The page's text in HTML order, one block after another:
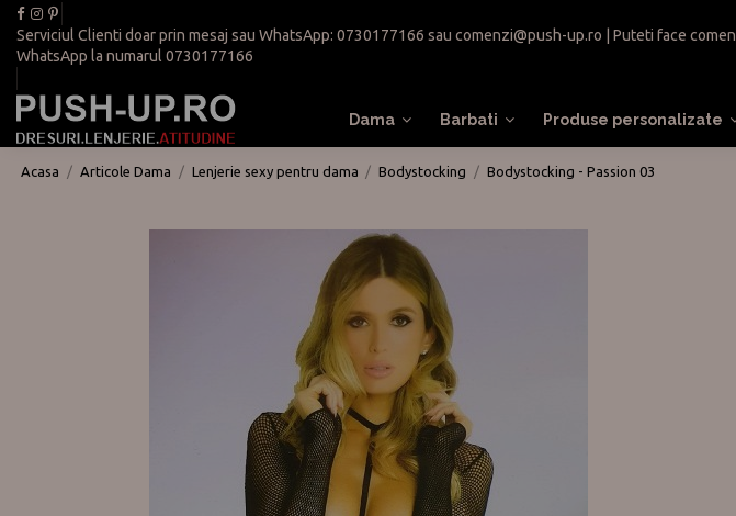
Serviciul Clienti doar prin mesaj sau WhatsApp: 0730177166 sau comenzi@push-up.ro | Puteti face
WhatsApp la numarul 0730177166
Dama Barbati Produse personalizate
Acasa Articole Dama Lenjerie sexy pentru dama Bodystocking Bodystocking - Passion 03